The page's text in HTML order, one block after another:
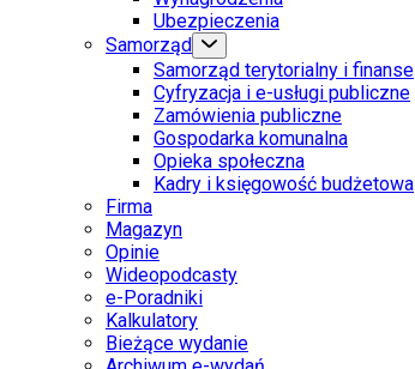
Ubezpieczenia
Samorząd
Samorząd terytorialny i finanse
Cyfryzacja i e-usługi publiczne
Zamówienia publiczne
Gospodarka komunalna
Opieka społeczna
Kadry i księgowość budżetowa
Firma
Magazyn
Opinie
Wideopodcasty
e-Poradniki
Kalkulatory
Bieżące wydanie